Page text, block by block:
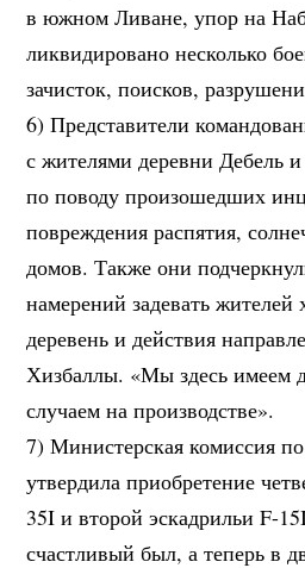
в южном Ливане, упор на
ликвидировано несколько
зачисток, поисков,
6) Представители
с жителями деревни Дебель
по поводу произошедших
повреждения распятия,
домов. Также они
намерений задевать жителей
деревень и действия
Хизбаллы. «Мы здесь имеем
случаем на производстве».
7) Министерская комиссия
утвердила приобретение
35I и второй эскадрильи F-
счастливый был, а теперь в